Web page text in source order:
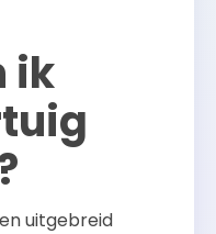
ik
uitgebreid